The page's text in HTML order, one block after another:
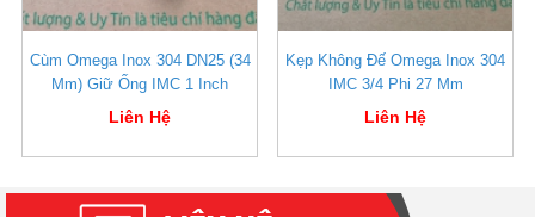
Cùm Omega Inox 304 DN25 (34
Mm) Giữ Ống IMC 1 Inch
Liên Hệ
Kẹp Không Đế Omega Inox 304
IMC 3/4 Phi 27 Mm
Liên Hệ